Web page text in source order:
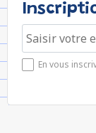
En vous